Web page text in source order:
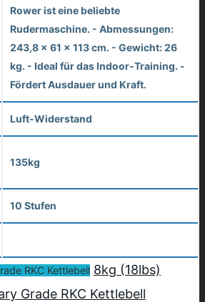
Rower ist eine beliebte
Rudermaschine. - Abmessungen:
243,8 x 61 x 113 cm. - Gewicht: 26
kg. - Ideal für das Indoor-Training. -
Fördert Ausdauer und Kraft.
Luft-Widerstand
135kg
10 Stufen
RKC Kettlebell 8kg (18lbs)
Grade RKC Kettlebell